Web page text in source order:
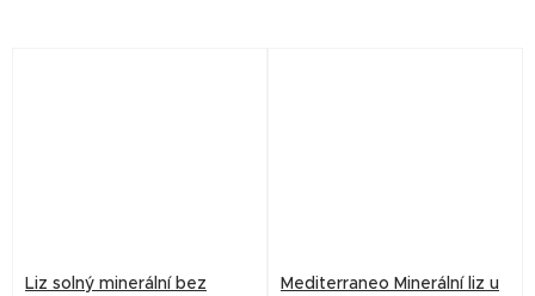
Liz solný minerální bez
Mediterraneo Minerální liz u